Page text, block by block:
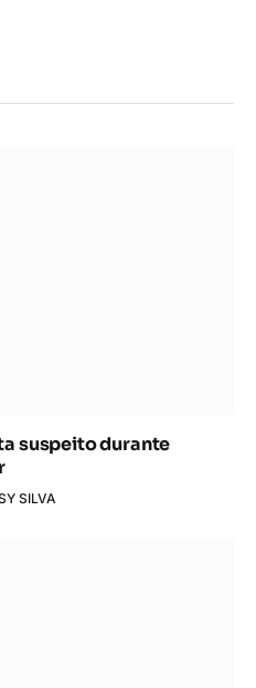
suspeito durante
SILVA